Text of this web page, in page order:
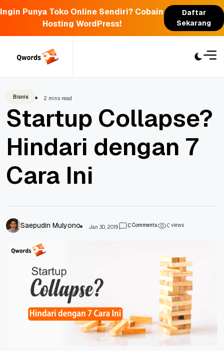
Ingin Punya Toko Online Sendiri? Cobain
Hosting WordPress!
Daftar
Sekarang
Bisnis 2 mins read
Startup Collapse?
Hindari dengan 7
Cara Ini
Saepudin Mulyono Jan 30, 2019 0Comments 0views